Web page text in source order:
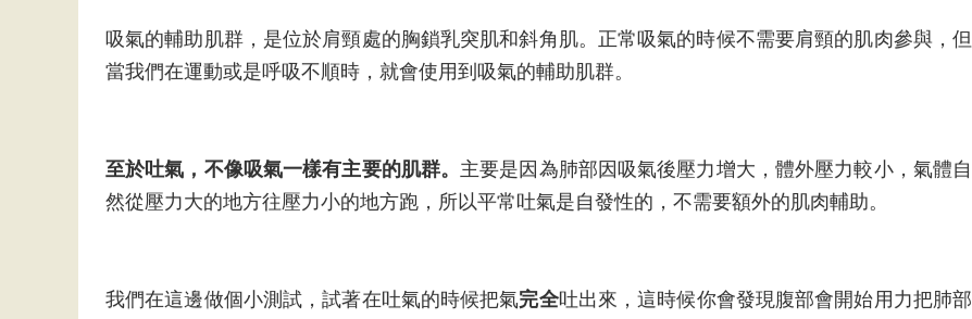
吸氣的輔助肌群，是位於肩頸處的胸鎖乳突肌和斜角肌。正常吸氣的時候不需要肩頸的肌肉參與，但
當我們在運動或是呼吸不順時，就會使用到吸氣的輔助肌群。
至於吐氣，不像吸氣一樣有主要的肌群。 主要是因為肺部因吸氣後壓力增大，體外壓力較小，氣體自
然從壓力大的地方往壓力小的地方跑，所以平常吐氣是自發性的，不需要額外的肌肉輔助。
我們在這邊做個小測試，試著在吐氣的時候把氣完全吐出來，這時候你會發現腹部會開始用力把肺部